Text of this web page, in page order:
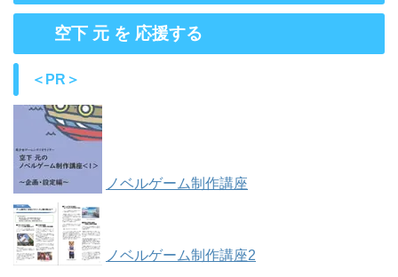
空下 元 を 応援する
＜PR＞
ノベルゲーム制作講座
ノベルゲーム制作講座2